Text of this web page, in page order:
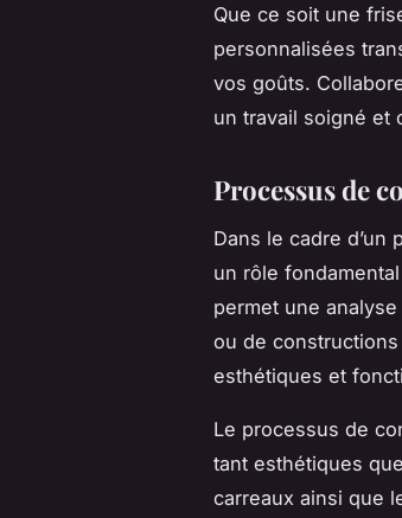
Que ce soit une
personnalisées
vos goûts.
un travail soigné et
Processus de
Dans le cadre
un rôle
permet une
ou de
esthétiques et
Le processus de
tant esthétiques
carreaux ainsi que